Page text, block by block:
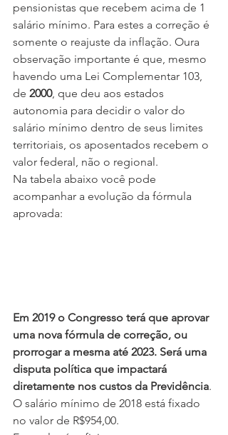
pensionistas que recebem acima de 1
salário mínimo. Para estes a correção é
somente o reajuste da inflação. Oura
observação importante é que, mesmo
havendo uma Lei Complementar 103,
de 2000, que deu aos estados
autonomia para decidir o valor do
salário mínimo dentro de seus limites
territoriais, os aposentados recebem o
valor federal, não o regional.
Na tabela abaixo você pode
acompanhar a evolução da fórmula
aprovada:
Em 2019 o Congresso terá que aprovar
uma nova fórmula de correção, ou
prorrogar a mesma até 2023. Será uma
disputa política que impactará
diretamente nos custos da Previdência.
O salário mínimo de 2018 está fixado
no valor de R$954,00.